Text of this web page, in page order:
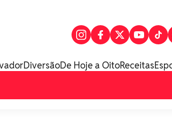
DiversãoDe Hoje a OitoReceitas